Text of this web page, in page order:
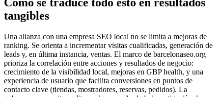
tangibles
Una alianza con una empresa SEO local no se limita a mejoras de
ranking. Se orienta a incrementar visitas cualificadas, generación de
leads y, en última instancia, ventas. El marco de barcelonaseo.org
prioriza la correlación entre acciones y resultados de negocio:
crecimiento de la visibilidad local, mejoras en GBP health, y una
experiencia de usuario que facilita conversiones en puntos de
contacto clave (tiendas, mostradores, reservas, pedidos). La